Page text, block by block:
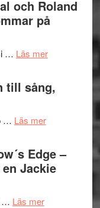
Delvis
bortom
terräng
–
och Roland
på
… Läs merom
Hannes
Pöntinen
avslutar
till sång,
… Läs merom
in
till
Edge –
Jackie
… Läs merom